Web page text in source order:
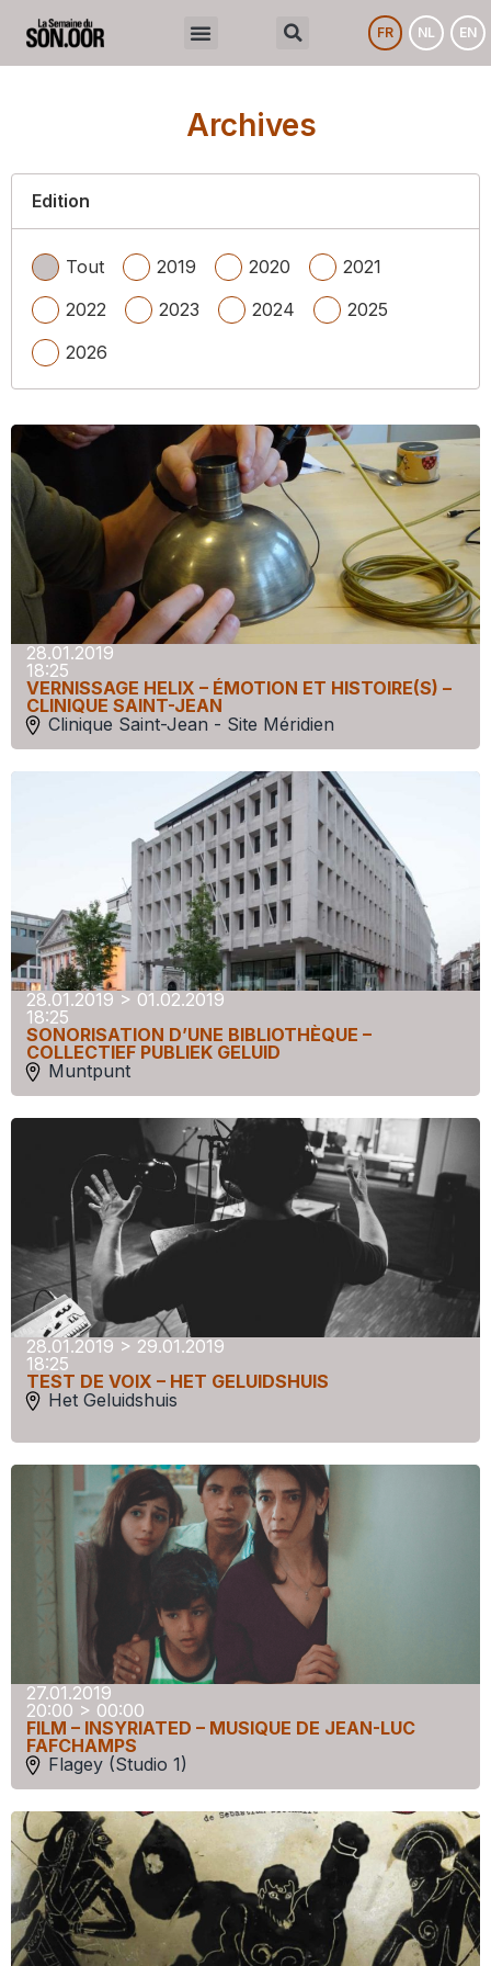
FR NL EN
Archives
Edition
Tout 2019 2020
2021
2022
2023 2024
2025
2026
28.01.2019
18:25
VERNISSAGE HELIX – ÉMOTION ET HISTOIRE(S) –
CLINIQUE SAINT-JEAN
Clinique Saint-Jean - Site Méridien
28.01.2019 > 01.02.2019
18:25
SONORISATION D’UNE BIBLIOTHÈQUE –
COLLECTIEF PUBLIEK GELUID
Muntpunt
28.01.2019 > 29.01.2019
18:25
TEST DE VOIX – HET GELUIDSHUIS
Het Geluidshuis
27.01.2019
20:00 > 00:00
FILM – INSYRIATED – MUSIQUE DE JEAN-LUC
FAFCHAMPS
Flagey (Studio 1)